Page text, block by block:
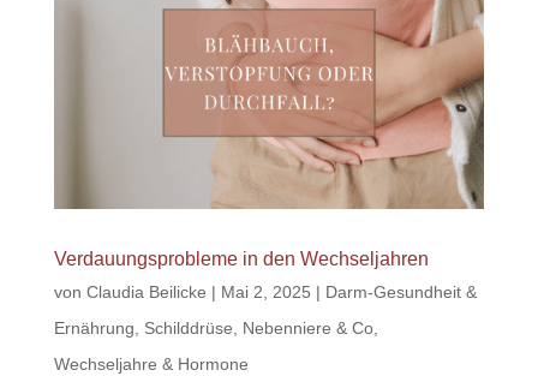
Verdauungsprobleme in den Wechseljahren
von Claudia Beilicke | Mai 2, 2025 | Darm-Gesundheit &
Ernährung
Schilddrüse, Nebenniere & Co,
Wechseljahre & Hormone